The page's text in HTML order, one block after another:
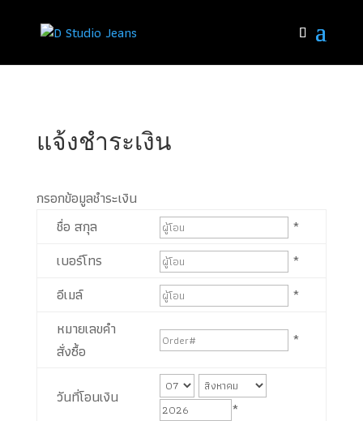
แจ้งชำระเงิน
กรอกข้อมูลชำระเงิน
ชื่อ สกุล
*
เบอร์โทร
*
อีเมล์
*
หมายเลขคำ
สั่งซื้อ
*
วันที่โอนเงิน
*